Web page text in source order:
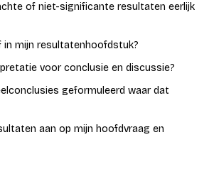
of niet-significante resultaten eerlijk
in mijn resultatenhoofdstuk?
voor conclusie en discussie?
geformuleerd waar dat
aan op mijn hoofdvraag en